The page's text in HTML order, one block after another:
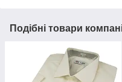
Подібні товари